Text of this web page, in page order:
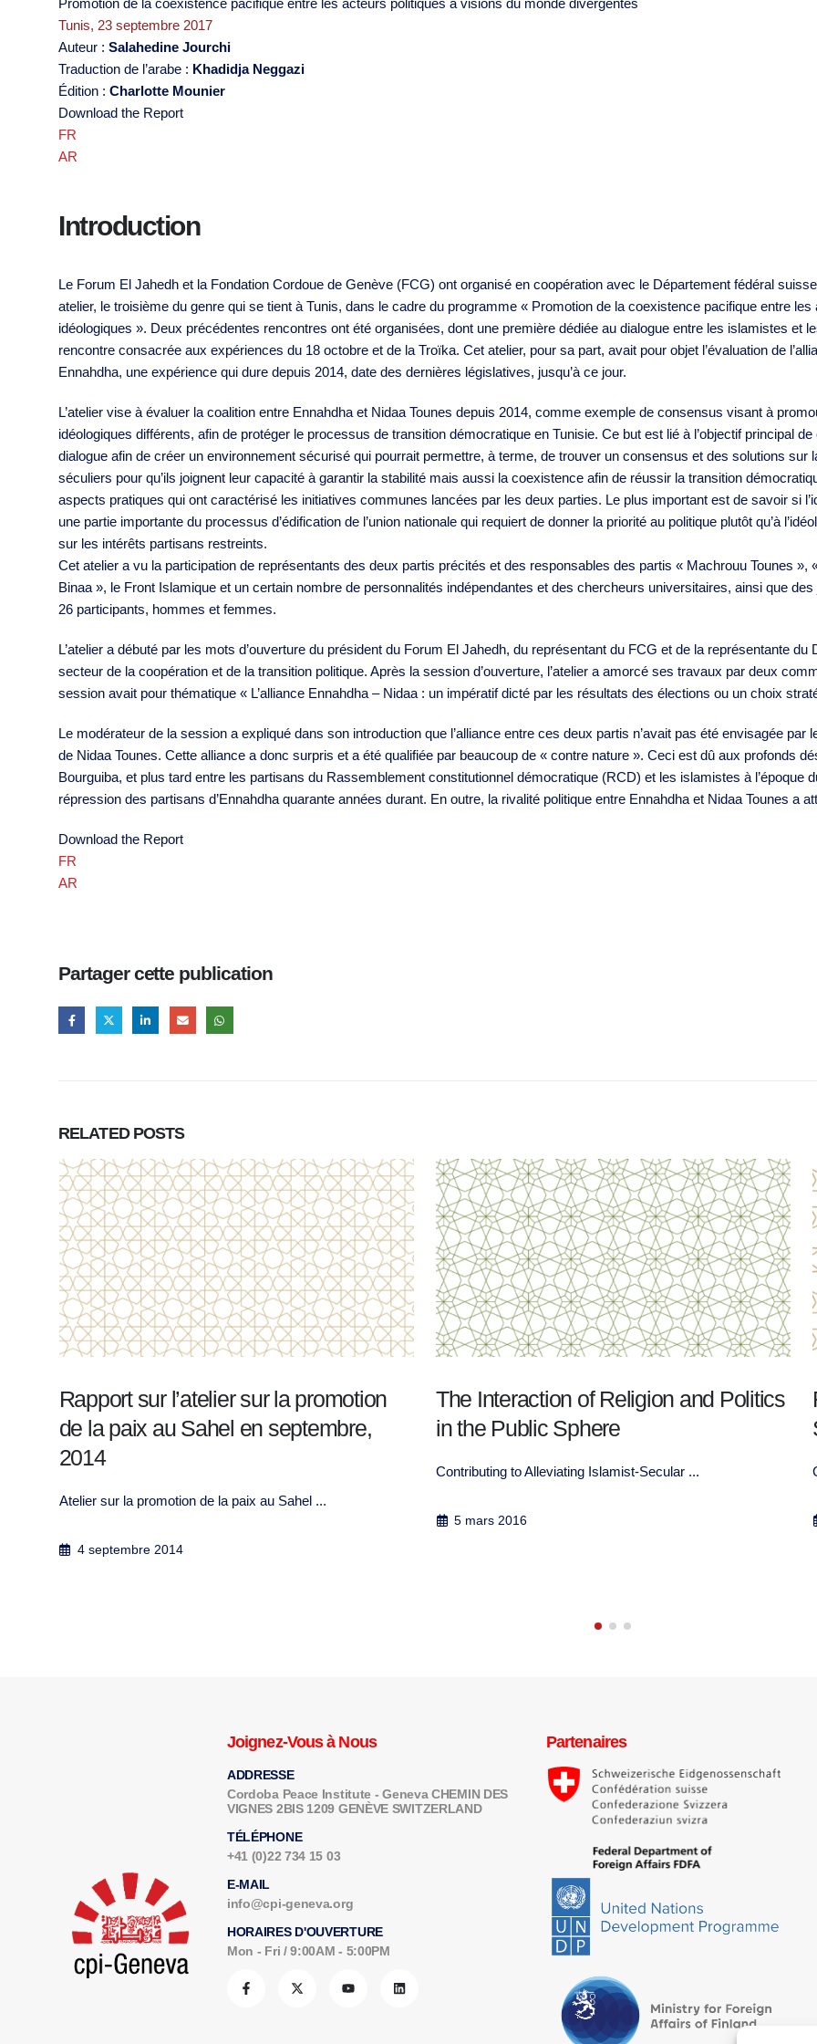
Tunis, 23 septembre 2017
Auteur : Salahedine Jourchi
Traduction de l’arabe : Khadidja Neggazi
Édition : Charlotte Mounier
Download the Report
FR
AR
Introduction
Le Forum El Jahedh et la Fondation Cordoue de Genève (FCG) ont organisé en coopération avec le Département fédéral
atelier, le troisième du genre qui se tient à Tunis, dans le cadre du programme « Promotion de la coexistence pacifique entre
idéologiques ». Deux précédentes rencontres ont été organisées, dont une première dédiée au dialogue entre les islamistes et
rencontre consacrée aux expériences du 18 octobre et de la Troïka. Cet atelier, pour sa part, avait pour objet l’évaluation de
Ennahdha, une expérience qui dure depuis 2014, date des dernières législatives, jusqu’à ce jour.
L’atelier vise à évaluer la coalition entre Ennahdha et Nidaa Tounes depuis 2014, comme exemple de consensus visant à
idéologiques différents, afin de protéger le processus de transition démocratique en Tunisie. Ce but est lié à l’objectif principal
dialogue afin de créer un environnement sécurisé qui pourrait permettre, à terme, de trouver un consensus et des solutions sur
séculiers pour qu’ils joignent leur capacité à garantir la stabilité mais aussi la coexistence afin de réussir la transition
aspects pratiques qui ont caractérisé les initiatives communes lancées par les deux parties. Le plus important est de savoir si
une partie importante du processus d’édification de l’union nationale qui requiert de donner la priorité au politique plutôt qu’à
sur les intérêts partisans restreints.
Cet atelier a vu la participation de représentants des deux partis précités et des responsables des partis « Machrouu Tounes »,
Binaa », le Front Islamique et un certain nombre de personnalités indépendantes et des chercheurs universitaires, ainsi que
26 participants, hommes et femmes.
L’atelier a débuté par les mots d’ouverture du président du Forum El Jahedh, du représentant du FCG et de la représentante
secteur de la coopération et de la transition politique. Après la session d’ouverture, l’atelier a amorcé ses travaux par deux
session avait pour thématique « L’alliance Ennahdha – Nidaa : un impératif dicté par les résultats des élections ou un choix
Le modérateur de la session a expliqué dans son introduction que l’alliance entre ces deux partis n’avait pas été envisagée
de Nidaa Tounes. Cette alliance a donc surpris et a été qualifiée par beaucoup de « contre nature ». Ceci est dû aux profonds
Bourguiba, et plus tard entre les partisans du Rassemblement constitutionnel démocratique (RCD) et les islamistes à l’époque
répression des partisans d’Ennahdha quarante années durant. En outre, la rivalité politique entre Ennahdha et Nidaa Tounes a
Download the Report
FR
AR
Partager cette publication
RELATED POSTS
The Interaction of Religion and Politics
in the Public Sphere
Rapport de la troisième Plateforme
Sahel
Consolidation des projets de promotion de la ...
21 juillet 2016
Joignez-Vous à Nous
ADDRESSE
Cordoba Peace Institute - Geneva CHEMIN DES
VIGNES 2BIS 1209 GENÈVE SWITZERLAND
TÉLÉPHONE
+41 (0)22 734 15 03
E-MAIL
info@cpi-geneva.org
HORAIRES D'OUVERTURE
Mon - Fri / 9:00AM - 5:00PM
Partenaires